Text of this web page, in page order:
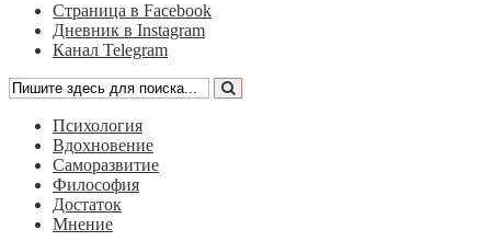
Страница в Facebook
Дневник в Instagram
Канал Telegram
Психология
Вдохновение
Саморазвитие
Философия
Достаток
Мнение